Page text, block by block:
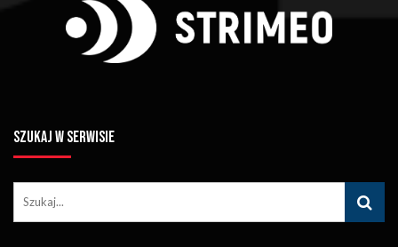
SZUKAJ W SERWISIE